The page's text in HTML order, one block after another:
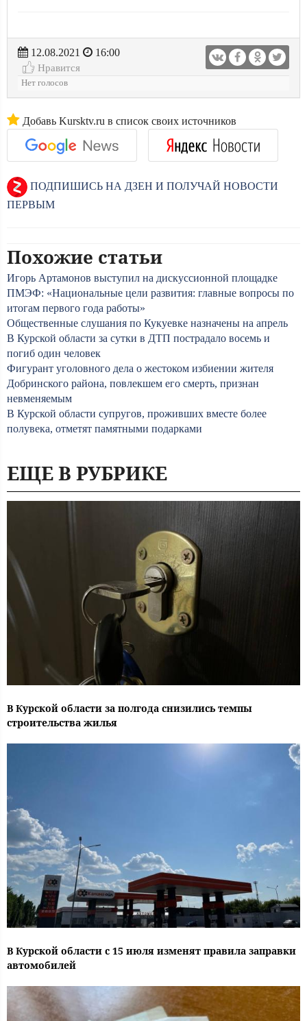
12.08.2021
16:00
Нравится
Нет голосов
Добавь Kursktv.ru в список своих источников
ПОДПИШИСЬ НА ДЗЕН И ПОЛУЧАЙ НОВОСТИ
ПЕРВЫМ
Похожие статьи
Игорь Артамонов выступил на дискуссионной площадке
ПМЭФ: «Национальные цели развития: главные вопросы по
итогам первого года работы»
Общественные слушания по Кукуевке назначены на апрель
В Курской области за сутки в ДТП пострадало восемь и
погиб один человек
Фигурант уголовного дела о жестоком избиении жителя
Добринского района, повлекшем его смерть, признан
невменяемым
В Курской области супругов, проживших вместе более
полувека, отметят памятными подарками
ЕЩЕ В РУБРИКЕ
В Курской области за полгода снизились темпы
строительства жилья
В Курской области с 15 июля изменят правила заправки
автомобилей